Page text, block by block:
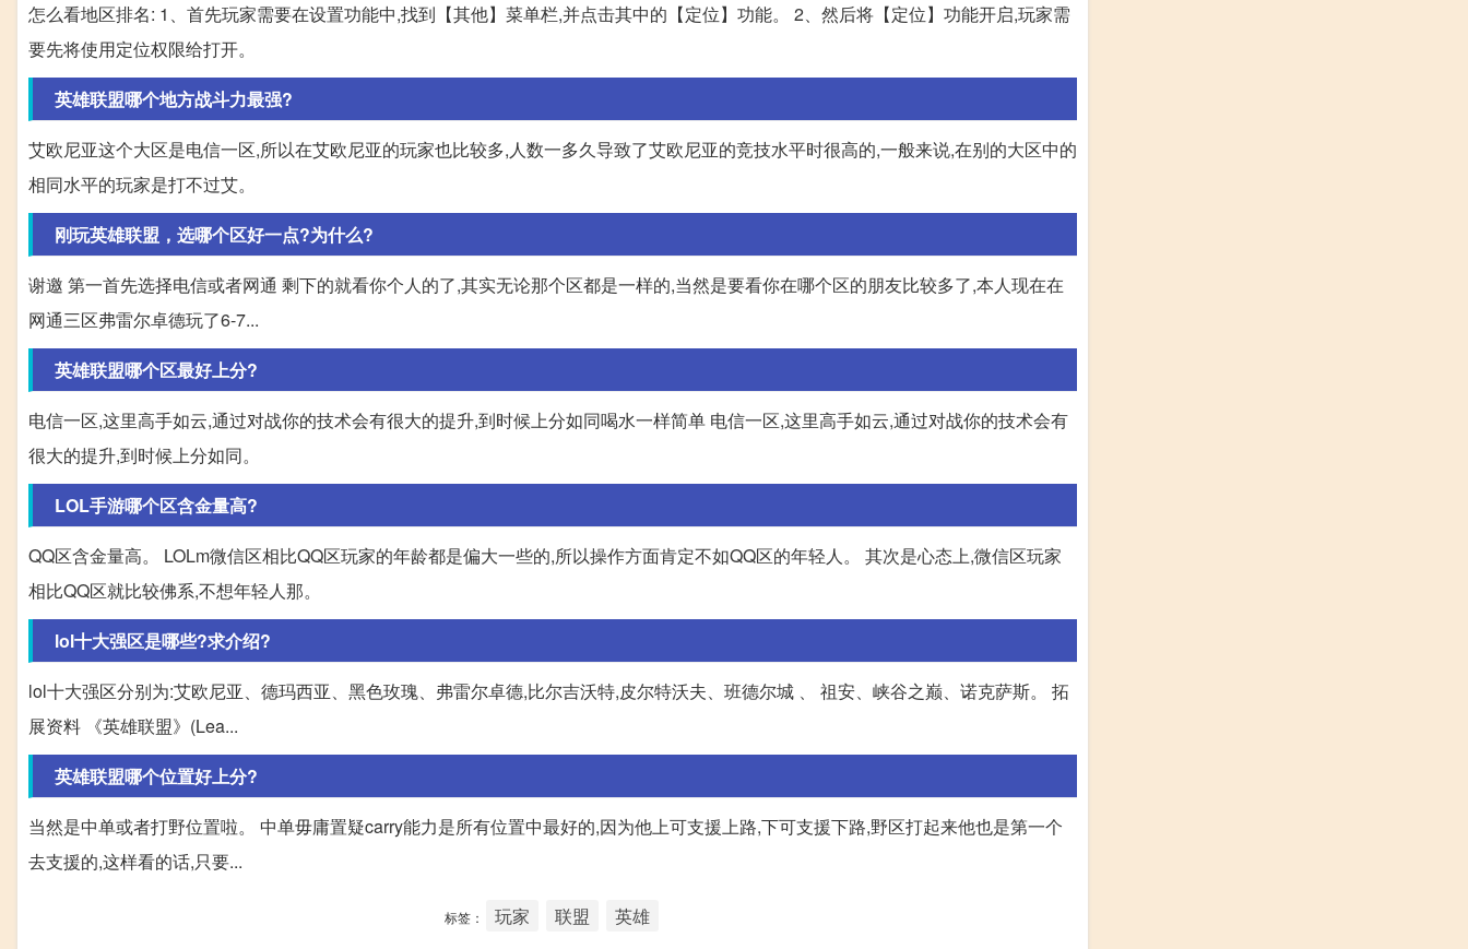
怎么看地区排名: 1、首先玩家需要在设置功能中,找到【其他】菜单栏,并点击其中的【定位】功能。 2、然后将【定位】功能开启,玩家需
要先将使用定位权限给打开。
英雄联盟哪个地方战斗力最强?
艾欧尼亚这个大区是电信一区,所以在艾欧尼亚的玩家也比较多,人数一多久导致了艾欧尼亚的竞技水平时很高的,一般来说,在别的大区中的
相同水平的玩家是打不过艾。
刚玩英雄联盟，选哪个区好一点?为什么?
谢邀 第一首先选择电信或者网通 剩下的就看你个人的了,其实无论那个区都是一样的,当然是要看你在哪个区的朋友比较多了,本人现在在
网通三区弗雷尔卓德玩了6-7...
英雄联盟哪个区最好上分?
电信一区,这里高手如云,通过对战你的技术会有很大的提升,到时候上分如同喝水一样简单 电信一区,这里高手如云,通过对战你的技术会有
很大的提升,到时候上分如同。
LOL手游哪个区含金量高?
QQ区含金量高。 LOLm微信区相比QQ区玩家的年龄都是偏大一些的,所以操作方面肯定不如QQ区的年轻人。 其次是心态上,微信区玩家
相比QQ区就比较佛系,不想年轻人那。
lol十大强区是哪些?求介绍?
lol十大强区分别为:艾欧尼亚、德玛西亚、黑色玫瑰、弗雷尔卓德,比尔吉沃特,皮尔特沃夫、班德尔城 、 祖安、峡谷之巅、诺克萨斯。 拓
展资料 《英雄联盟》(Lea...
英雄联盟哪个位置好上分?
当然是中单或者打野位置啦。 中单毋庸置疑carry能力是所有位置中最好的,因为他上可支援上路,下可支援下路,野区打起来他也是第一个
去支援的,这样看的话,只要...
标签： 玩家 联盟 英雄